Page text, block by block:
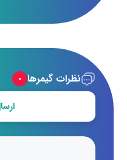
نظرات گیمرها ۰